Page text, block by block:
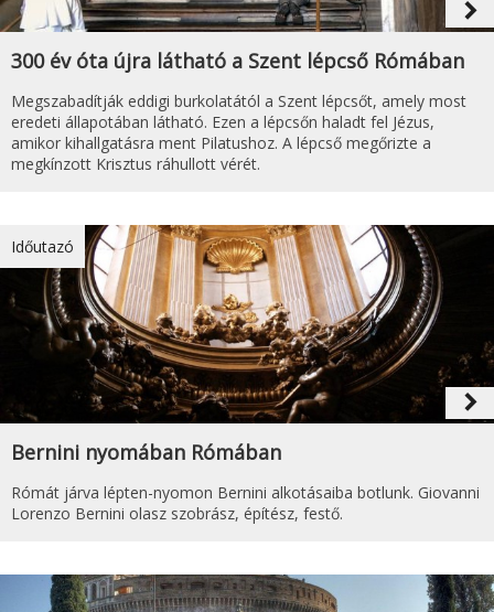
navigate_next
300 év óta újra látható a Szent lépcső Rómában
Megszabadítják eddigi burkolatától a Szent lépcsőt, amely most
eredeti állapotában látható. Ezen a lépcsőn haladt fel Jézus,
amikor kihallgatásra ment Pilatushoz. A lépcső megőrizte a
megkínzott Krisztus ráhullott vérét.
Időutazó
navigate_next
Bernini nyomában Rómában
Rómát járva lépten-nyomon Bernini alkotásaiba botlunk. Giovanni
Lorenzo Bernini olasz szobrász, építész, festő.